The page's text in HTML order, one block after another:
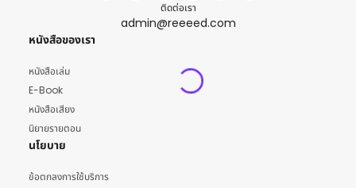
ติดต่อเรา
admin@reeeed.com
หนังสือของเรา
หนังสือเล่ม
E-Book
หนังสือเสียง
นิยายรายตอน
นโยบาย
ข้อตกลงการใช้บริการ